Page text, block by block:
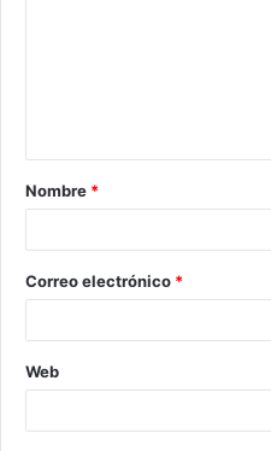
Nombre *
Correo electrónico *
Web